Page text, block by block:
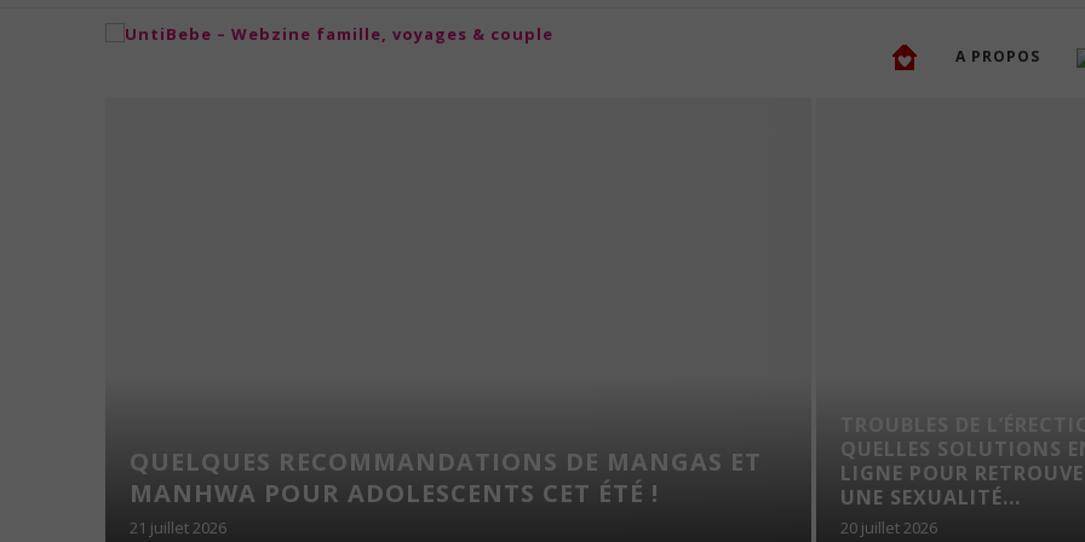
A PROPOS
QUELQUES RECOMMANDATIONS DE MANGAS ET
MANHWA POUR ADOLESCENTS CET ÉTÉ !
21 juillet 2026
QUELLES SOLUTIONS
LIGNE POUR
UNE SEXUALITÉ...
20 juillet 2026